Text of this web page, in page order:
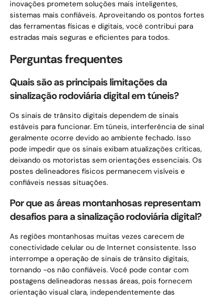
inovações prometem soluções mais inteligentes,
sistemas mais confiáveis. Aproveitando os pontos fortes
das ferramentas físicas e digitais, você contribui para
estradas mais seguras e eficientes para todos.
Perguntas frequentes
Quais são as principais limitações da
sinalização rodoviária digital em túneis?
Os sinais de trânsito digitais dependem de sinais
estáveis ​​para funcionar. Em túneis, interferência de sinal
geralmente ocorre devido ao ambiente fechado. Isso
pode impedir que os sinais exibam atualizações críticas,
deixando os motoristas sem orientações essenciais. Os
postes delineadores físicos permanecem visíveis e
confiáveis ​​nessas situações.
Por que as áreas montanhosas representam
desafios para a sinalização rodoviária digital?
As regiões montanhosas muitas vezes carecem de
conectividade celular ou de Internet consistente. Isso
interrompe a operação de sinais de trânsito digitais,
tornando -os não confiáveis. Você pode contar com
postagens delineadoras nessas áreas, pois fornecem
orientação visual clara, independentemente das